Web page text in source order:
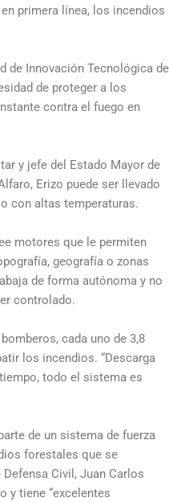
primera línea, los incendios
de Innovación Tecnológica de
de proteger a los
contra el fuego en
y jefe del Estado Mayor de
Erizo puede ser llevado
con altas temperaturas.
motores que le permiten
geografía o zonas
de forma autónoma y no
controlado.
cada uno de 3,8
los incendios. “Descarga
todo el sistema es
de un sistema de fuerza
forestales que se
Civil, Juan Carlos
y tiene “excelentes